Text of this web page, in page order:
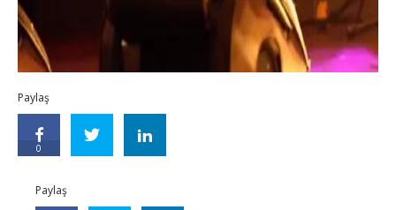
Paylaş
0
Paylaş